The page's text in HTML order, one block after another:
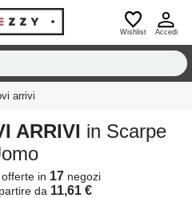
Wishlist Accedi
arrivi
ARRIVI in Scarpe
offerte in 17 negozi
da 11,61 €